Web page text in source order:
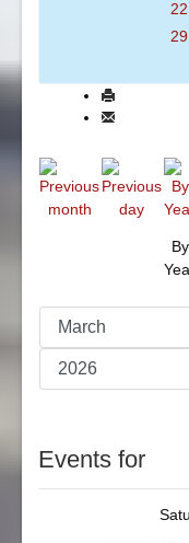
22
29
By
Events for